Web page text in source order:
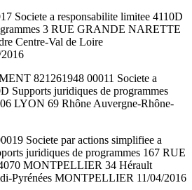
Societe a responsabilite limitee 4110D
3 RUE GRANDE NARETTE
Centre-Val de Loire
821261948 00011 Societe a
Supports juridiques de programmes
LYON 69 Rhône Auvergne-Rhône-
Societe par actions simplifiee a
juridiques de programmes 167 RUE
MONTPELLIER 34 Hérault
Pyrénées MONTPELLIER 11/04/2016